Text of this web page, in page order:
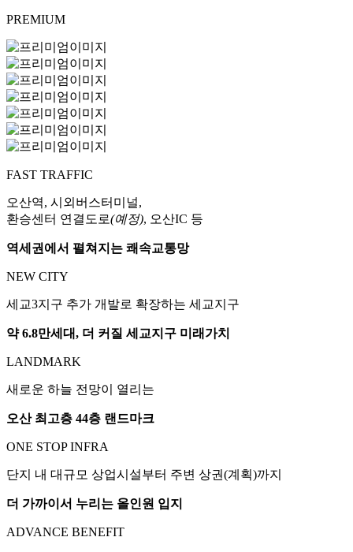
PREMIUM
FAST TRAFFIC
오산역, 시외버스터미널,
환승센터 연결도로(예정), 오산IC 등
역세권에서 펼쳐지는 쾌속교통망
NEW CITY
세교3지구 추가 개발로 확장하는 세교지구
약 6.8만세대, 더 커질 세교지구 미래가치
LANDMARK
새로운 하늘 전망이 열리는
오산 최고층 44층 랜드마크
ONE STOP INFRA
단지 내 대규모 상업시설부터 주변 상권(계획)까지
더 가까이서 누리는 올인원 입지
ADVANCE BENEFIT